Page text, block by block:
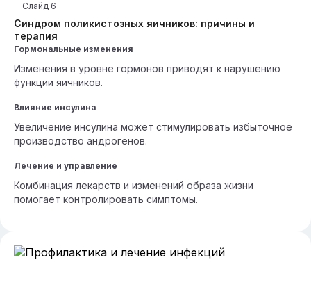
Синдром поликистозных яичников: причины и
терапия
Слайд 6
Гормональные изменения
Изменения в уровне гормонов приводят к нарушению
функции яичников.
Влияние инсулина
Увеличение инсулина может стимулировать избыточное
производство андрогенов.
Лечение и управление
Комбинация лекарств и изменений образа жизни
помогает контролировать симптомы.